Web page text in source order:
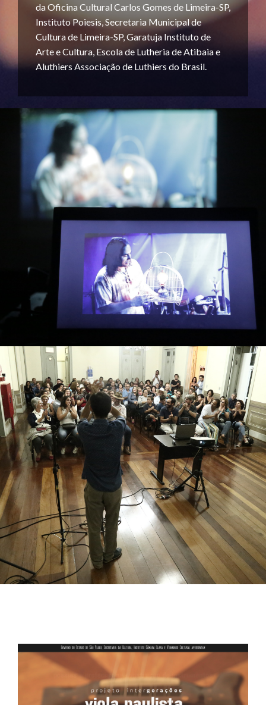
da Oficina Cultural Carlos Gomes de Limeira-SP,
Instituto Poiesis, Secretaria Municipal de
Cultura de Limeira-SP, Garatuja Instituto de
Arte e Cultura, Escola de Lutheria de Atibaia e
Aluthiers Associação de Luthiers do Brasil.